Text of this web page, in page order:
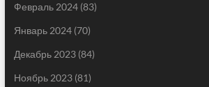
Февраль 2024(83)
Январь 2024(70)
Декабрь 2023(84)
Ноябрь 2023(81)